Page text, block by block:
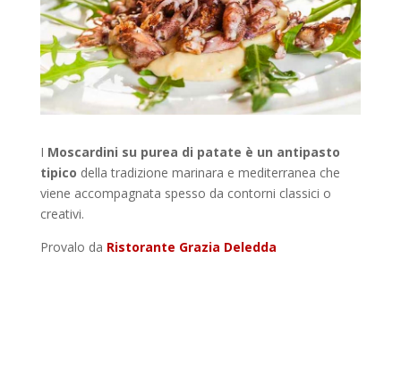
I Moscardini su purea di patate è un antipasto
tipico della tradizione marinara e mediterranea che
viene accompagnata spesso da contorni classici o
creativi.
Provalo da Ristorante Grazia Deledda